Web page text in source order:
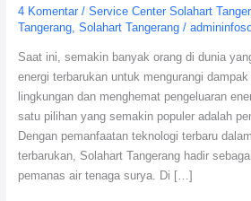
4 Komentar / Service Center Solahart
Tangerang, Solahart Tangerang/
Saat ini, semakin banyak orang di dunia
energi terbarukan untuk mengurangi
lingkungan dan menghemat pengeluaran
satu pilihan yang semakin populer adalah
Dengan pemanfaatan teknologi terbaru
terbarukan, Solahart Tangerang hadir
pemanas air tenaga surya. Di […]
PT.
Citra
Wahana
Lestari